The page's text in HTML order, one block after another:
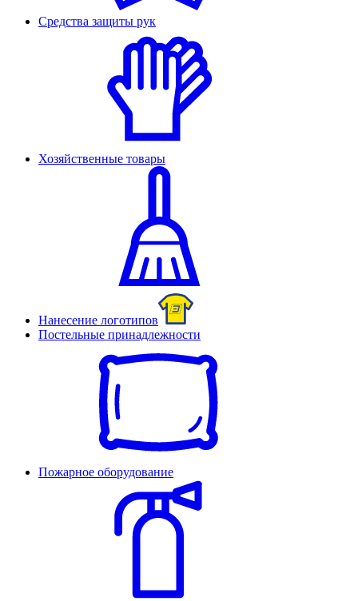
Средства защиты рук
Хозяйственные товары
Нанесение логотипов
Постельные принадлежности
Пожарное оборудование